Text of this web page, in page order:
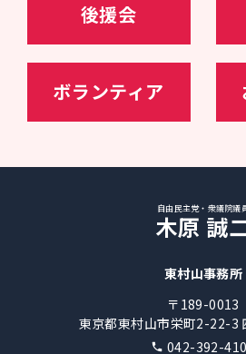
後援会
ボランティア
自由民主党・衆議院議
木原 誠
東村山事務所
〒189-0013
東京都東村山市栄町2-22-3
042-392-